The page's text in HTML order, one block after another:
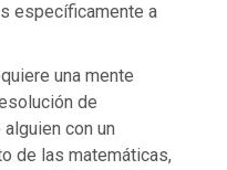
específicamente a
una mente
de
con un
de las matemáticas,